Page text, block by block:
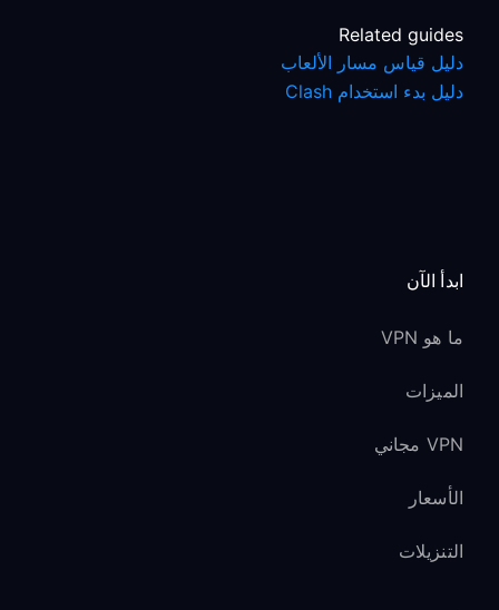
Related guides
دليل قياس مسار الألعاب
دليل بدء استخدام Clash
ابدأ الآن
ما هو VPN
الميزات
VPN مجاني
الأسعار
التنزيلات